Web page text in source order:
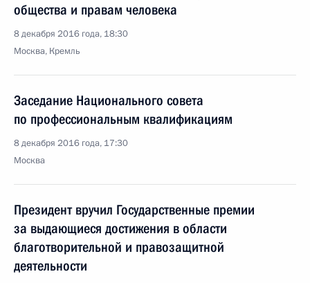
общества и правам человека
8 декабря 2016 года, 18:30
Москва, Кремль
Заседание Национального совета
по профессиональным квалификациям
8 декабря 2016 года, 17:30
Москва
Президент вручил Государственные премии
за выдающиеся достижения в области
благотворительной и правозащитной
деятельности